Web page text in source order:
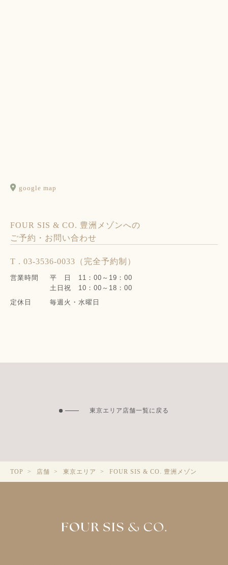
google map
FOUR SIS & CO. 豊洲メゾンへの
ご予約・お問い合わせ
T . 03-3536-0033（完全予約制）
営業時間
平 日 11：00～19：00
土日祝 10：00～18：00
定休日
毎週火・水曜日
東京エリア店舗一覧に戻る
TOP 店舗 東京エリア FOUR SIS & CO. 豊洲メゾン